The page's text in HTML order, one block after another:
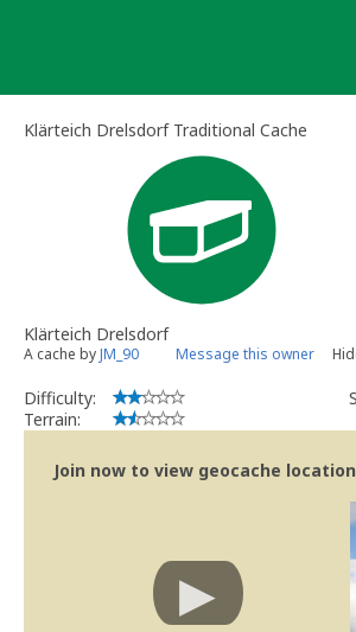
Klärteich Drelsdorf Traditional Cache
Klärteich Drelsdorf
A cache byJM_90 Message this owner
Difficulty:
Terrain:
Join now to view geocache